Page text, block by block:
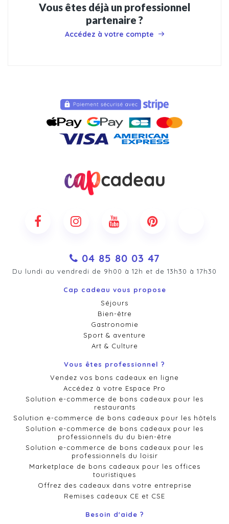
Vous êtes déjà un professionnel
partenaire ?
Accédez à votre compte
04 85 80 03 47
Du lundi au vendredi de 9h00 à 12h et de 13h30 à 17h30
Cap cadeau vous propose
Séjours
Bien-être
Gastronomie
Sport & aventure
Art & Culture
Vous êtes professionnel ?
Vendez vos bons cadeaux en ligne
Accédez à votre Espace Pro
Solution e-commerce de bons cadeaux pour les
restaurants
Solution e-commerce de bons cadeaux pour les hôtels
Solution e-commerce de bons cadeaux pour les
professionnels du du bien-être
Solution e-commerce de bons cadeaux pour les
professionnels du loisir
Marketplace de bons cadeaux pour les offices
touristiques
Offrez des cadeaux dans votre entreprise
Remises cadeaux CE et CSE
Besoin d'aide ?